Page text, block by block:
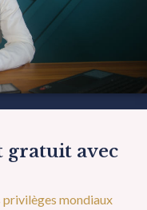
gratuit avec
privilèges mondiaux